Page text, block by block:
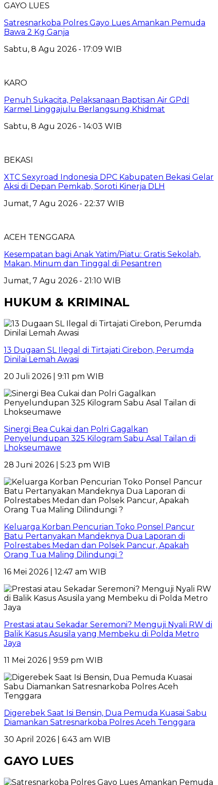
GAYO LUES
Satresnarkoba Polres Gayo Lues Amankan Pemuda
Bawa 2 Kg Ganja
Sabtu, 8 Agu 2026 - 17:09 WIB
KARO
Penuh Sukacita, Pelaksanaan Baptisan Air GPdI
Karmel Linggajulu Berlangsung Khidmat
Sabtu, 8 Agu 2026 - 14:03 WIB
BEKASI
XTC Sexyroad Indonesia DPC Kabupaten Bekasi Gelar
Aksi di Depan Pemkab, Soroti Kinerja DLH
Jumat, 7 Agu 2026 - 22:37 WIB
ACEH TENGGARA
Kesempatan bagi Anak Yatim/Piatu: Gratis Sekolah,
Makan, Minum dan Tinggal di Pesantren
Jumat, 7 Agu 2026 - 21:10 WIB
HUKUM & KRIMINAL
13 Dugaan SL Ilegal di Tirtajati Cirebon, Perumda
Dinilai Lemah Awasi
20 Juli 2026 | 9:11 pm WIB
Sinergi Bea Cukai dan Polri Gagalkan
Penyelundupan 325 Kilogram Sabu Asal Tailan di
Lhokseumawe
28 Juni 2026 | 5:23 pm WIB
Keluarga Korban Pencurian Toko Ponsel Pancur
Batu Pertanyakan Mandeknya Dua Laporan di
Polrestabes Medan dan Polsek Pancur, Apakah
Orang Tua Maling Dilindungi ?
16 Mei 2026 | 12:47 am WIB
Prestasi atau Sekadar Seremoni? Menguji Nyali RW di
Balik Kasus Asusila yang Membeku di Polda Metro
Jaya
11 Mei 2026 | 9:59 pm WIB
Digerebek Saat Isi Bensin, Dua Pemuda Kuasai Sabu
Diamankan Satresnarkoba Polres Aceh Tenggara
30 April 2026 | 6:43 am WIB
GAYO LUES